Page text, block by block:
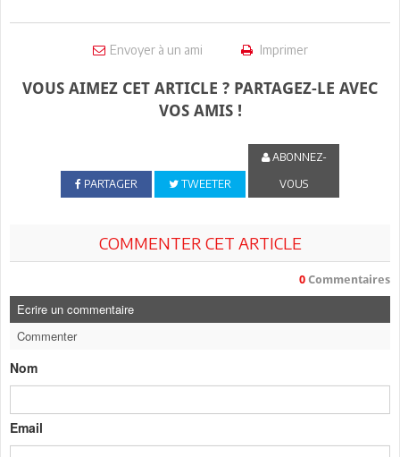
Envoyer à un ami Imprimer
VOUS AIMEZ CET ARTICLE ? PARTAGEZ-LE AVEC
VOS AMIS !
PARTAGER TWEETER
ABONNEZ-
VOUS
COMMENTER CET ARTICLE
0 Commentaires
Ecrire un commentaire
Commenter
Nom
Email